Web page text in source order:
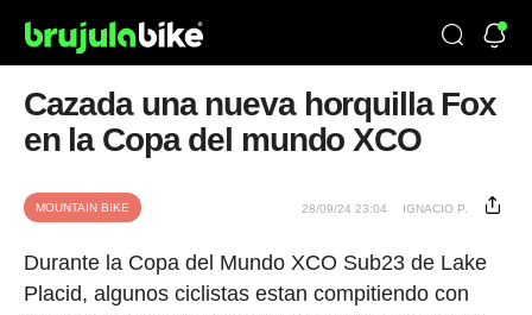
Cazada una nueva horquilla Fox
en la Copa del mundo XCO
MOUNTAIN BIKE 28/09/24 23:04 IGNACIO P.
Durante la Copa del Mundo XCO Sub23 de Lake
Placid, algunos ciclistas estan compitiendo con